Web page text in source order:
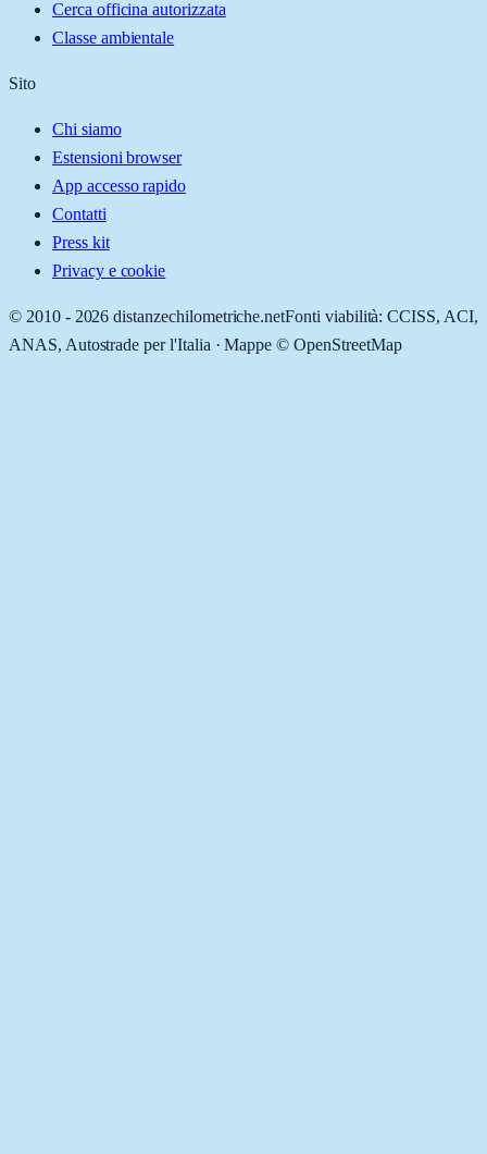
Cerca officina autorizzata
Classe ambientale
Sito
Chi siamo
Estensioni browser
App accesso rapido
Contatti
Press kit
Privacy e cookie
© 2010 - 2026 distanzechilometriche.netFonti viabilità: CCISS, ACI,
ANAS, Autostrade per l'Italia · Mappe © OpenStreetMap